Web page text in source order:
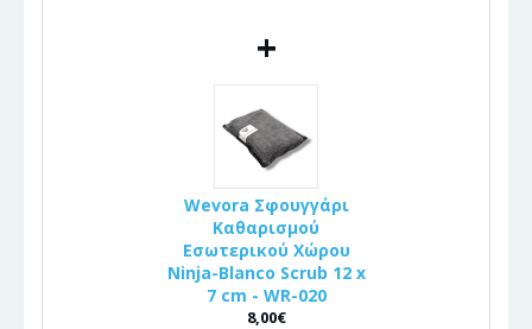
+
Wevora Σφουγγάρι
Καθαρισμού
Εσωτερικού Χώρου
Ninja-Blanco Scrub 12 x
7 cm - WR-020
8,00€